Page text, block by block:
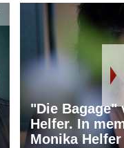
"Die Bagage"
Helfer. In
Monika Helfer